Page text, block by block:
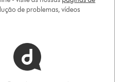
de problemas, vídeos